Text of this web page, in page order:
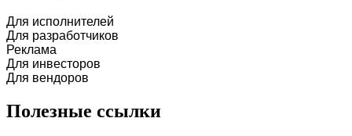
Для исполнителей
Для разработчиков
Реклама
Для инвесторов
Для вендоров
Полезные ссылки